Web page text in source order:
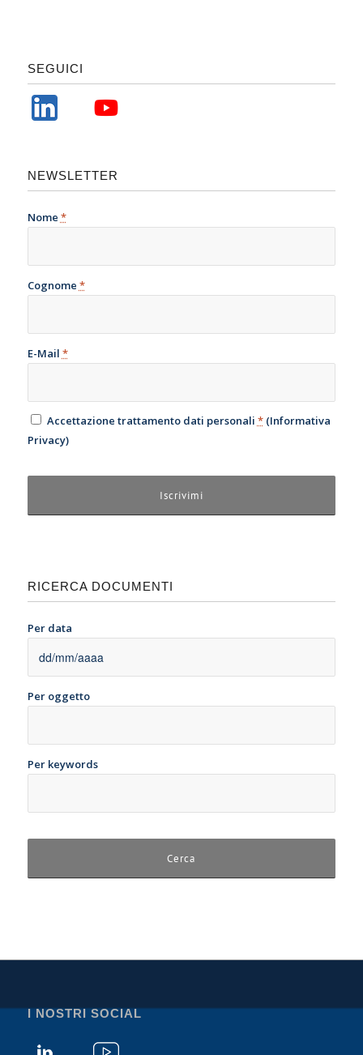
SEGUICI
NEWSLETTER
Nome *
Cognome *
E-Mail *
Accettazione trattamento dati personali *(Informativa
Privacy)
RICERCA DOCUMENTI
Per data
Per oggetto
Per keywords
I NOSTRI SOCIAL